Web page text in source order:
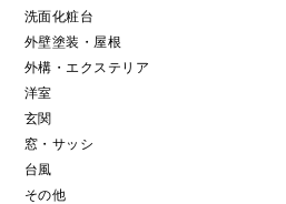
洗面化粧台
外壁塗装・屋根
外構・エクステリア
洋室
玄関
窓・サッシ
台風
その他